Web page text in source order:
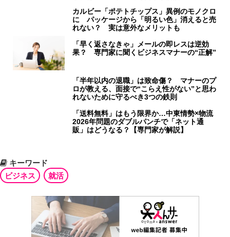
カルビー「ポテトチップス」異例のモノクロ
に パッケージから「明るい色」消えると売
れない？ 実は意外なメリットも
「早く返さなきゃ」メールの即レスは逆効
果？ 専門家に聞くビジネスマナーの“正解”
「半年以内の退職」は致命傷？ マナーのプ
ロが教える、面接で“こらえ性がない”と思わ
れないために守るべき3つの鉄則
「送料無料」はもう限界か…中東情勢×物流
2026年問題のダブルパンチで「ネット通
販」はどうなる？【専門家が解説】
キーワード
ビジネス
就活